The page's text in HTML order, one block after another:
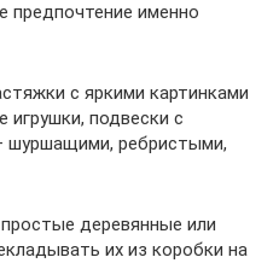
предпочтение именно
с яркими картинками
игрушки, подвески с
шуршащими, ребристыми,
деревянные или
их из коробки на